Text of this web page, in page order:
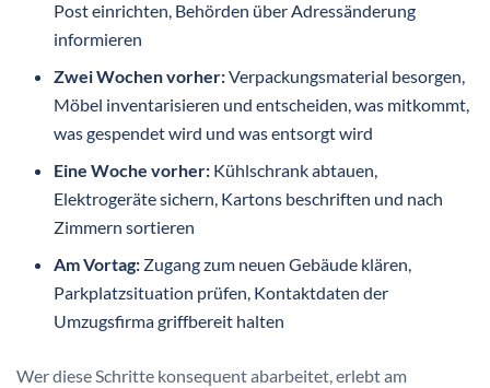
Post einrichten, Behörden über Adressänderung
informieren
Zwei Wochen vorher:Verpackungsmaterial besorgen,
Möbel inventarisieren und entscheiden, was mitkommt,
was gespendet wird und was entsorgt wird
Eine Woche vorher: Kühlschrank abtauen,
Elektrogeräte sichern, Kartons beschriften und nach
Zimmern sortieren
Am Vortag: Zugang zum neuen Gebäude klären,
Parkplatzsituation prüfen, Kontaktdaten der
Umzugsfirma griffbereit halten
Wer diese Schritte konsequent abarbeitet, erlebt am